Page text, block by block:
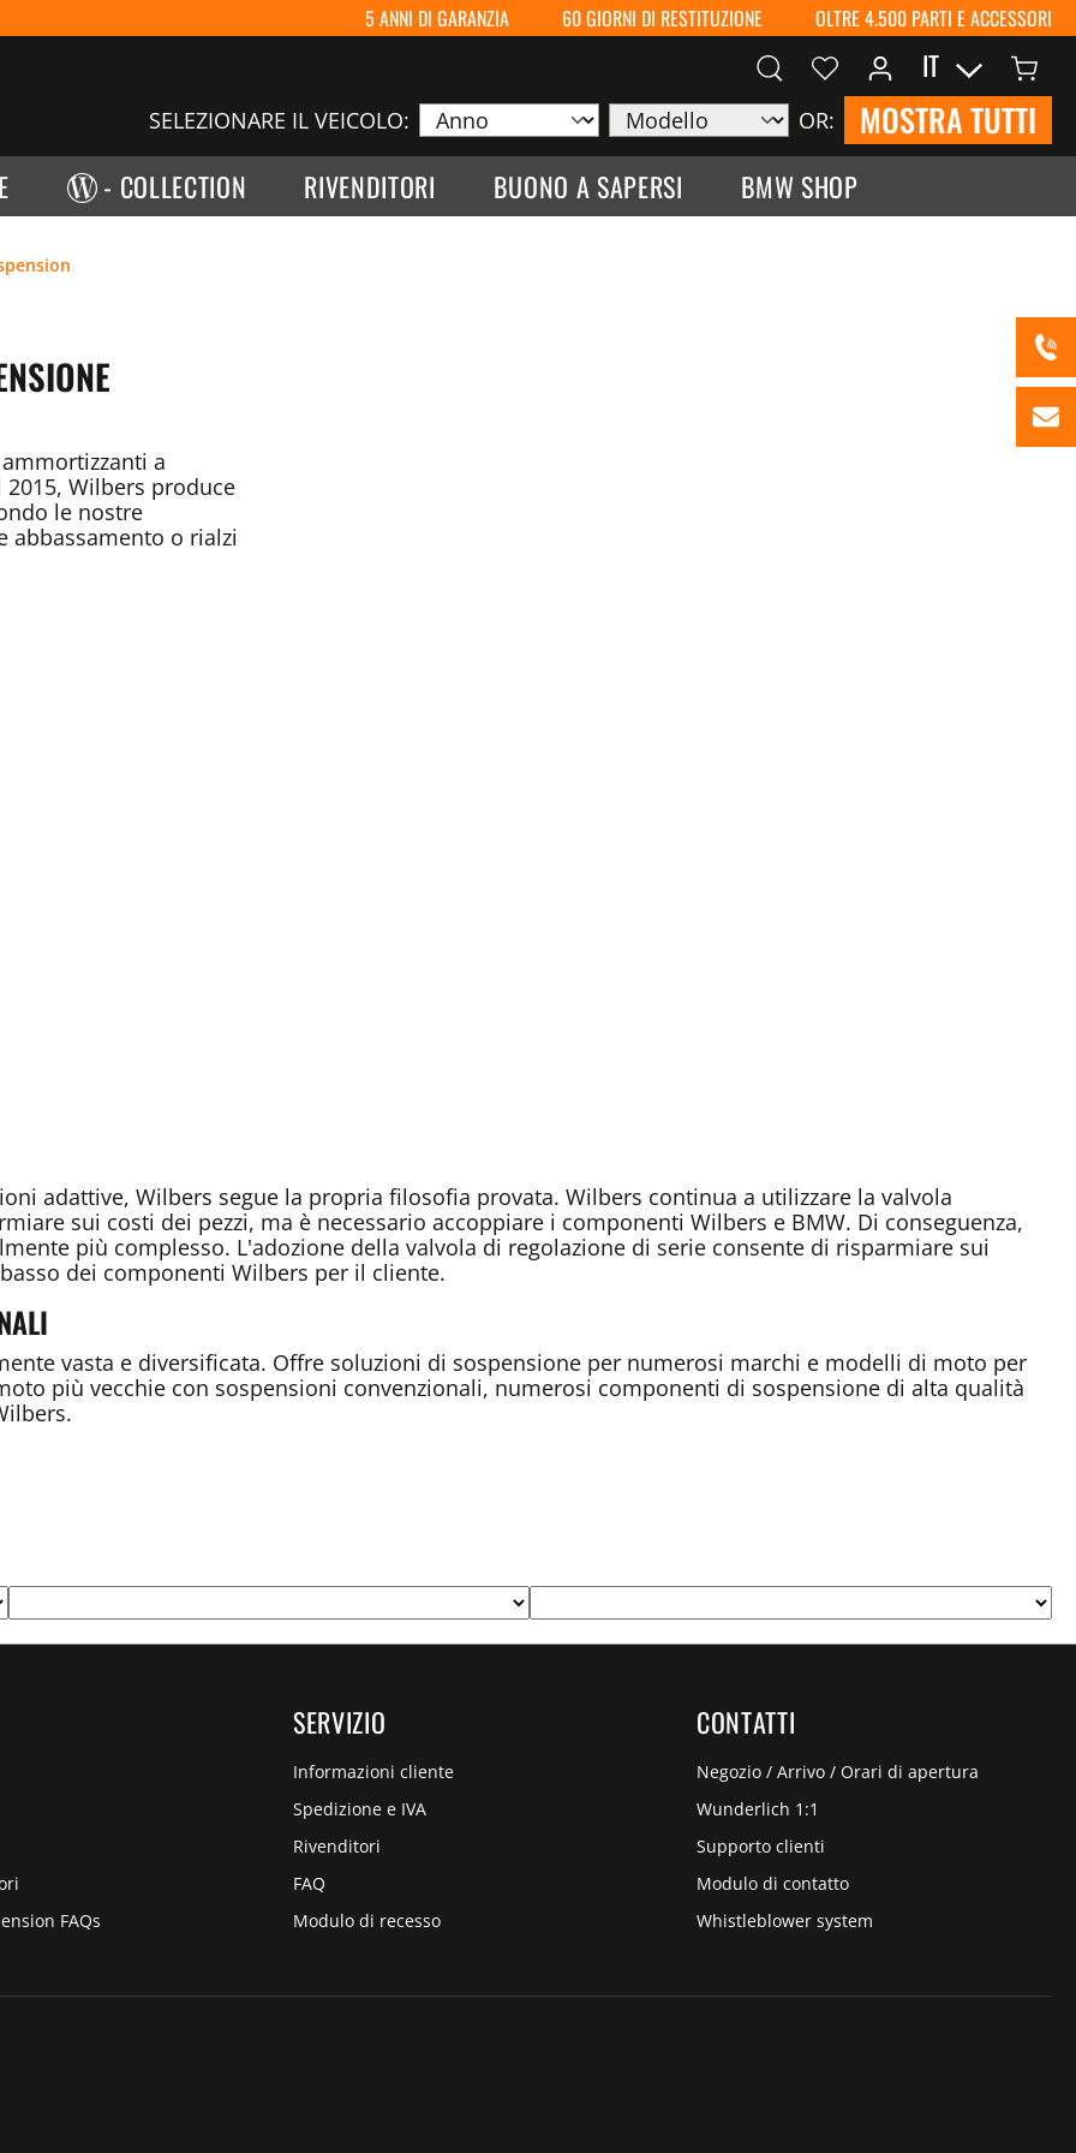
5 ANNI DI GARANZIA 60 GIORNI DI RESTITUZIONE OLTRE 4.500 PARTI E ACCESSORI
SELEZIONARE IL VEICOLO: OR: MOSTRA TUTTI
IT
- COLLECTION RIVENDITORI BUONO A SAPERSI BMW SHOP
a
Wilbers produce
le nostre
abbassamento o rialzi
adattive, Wilbers segue la propria filosofia provata. Wilbers continua a utilizzare la valvola
sui costi dei pezzi, ma è necessario accoppiare i componenti Wilbers e BMW. Di conseguenza,
più complesso. L'adozione della valvola di regolazione di serie consente di risparmiare sui
dei componenti Wilbers per il cliente.
vasta e diversificata. Offre soluzioni di sospensione per numerosi marchi e modelli di moto per
più vecchie con sospensioni convenzionali, numerosi componenti di sospensione di alta qualità
FAQs
SERVIZIO
Informazioni cliente
Spedizione e IVA
Rivenditori
FAQ
Modulo di recesso
CONTATTI
Negozio / Arrivo / Orari di apertura
Wunderlich 1:1
Supporto clienti
Modulo di contatto
Whistleblower system